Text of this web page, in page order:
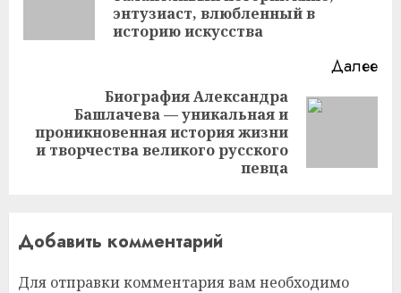
энтузиаст, влюбленный в
историю искусства
Далее
Следующая
запись:
Биография Александра
Башлачева — уникальная и
проникновенная история жизни
и творчества великого русского
певца
Добавить комментарий
Для отправки комментария вам необходимо